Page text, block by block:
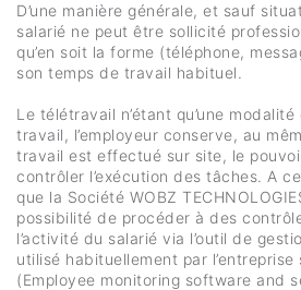
D’une manière générale, et sauf
salarié ne peut être sollicité
qu’en soit la forme (téléphone,
son temps de travail habituel.
Le télétravail n’étant qu’une modalité
travail, l’employeur conserve, au
travail est effectué sur site, le
contrôler l’exécution des tâches. A
que la Société WOBZ
possibilité de procéder à des
l’activité du salarié via l’outil de
utilisé habituellement par l’entreprise
(Employee monitoring software and